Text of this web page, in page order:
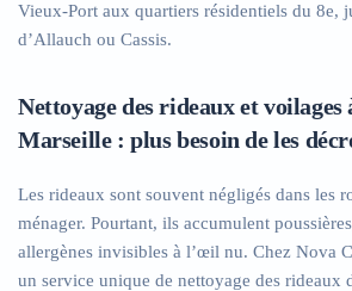
Vieux-Port aux quartiers résidentiels du 8e,
d’Allauch ou Cassis.
Nettoyage des rideaux et voilages
Marseille : plus besoin de les
Les rideaux sont souvent négligés dans les
ménager. Pourtant, ils accumulent
allergènes invisibles à l’œil nu. Chez Nova
un service unique de nettoyage des rideaux